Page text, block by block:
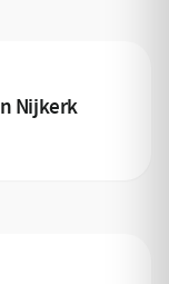
Nijkerk